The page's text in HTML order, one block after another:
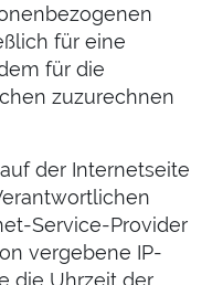
für eine
für die
zuzurechnen
der Internetseite
Service-Provider
vergebene IP-
die Uhrzeit der